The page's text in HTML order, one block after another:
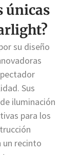
únicas
su diseño
Sus
iluminación
para los
un recinto